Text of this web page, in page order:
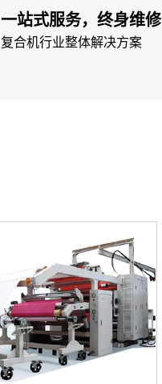
一站式服务，终身维修
复合机行业整体解决方案